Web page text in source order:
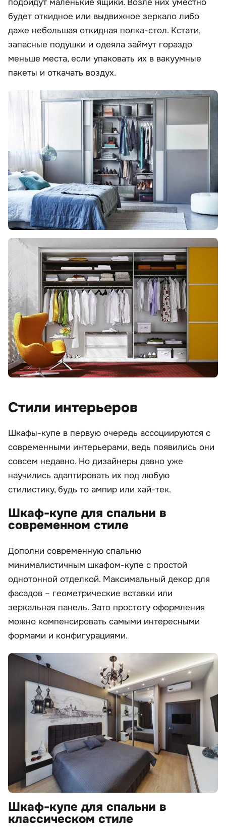
подойдут маленькие ящики. Возле них уместно
будет откидное или выдвижное зеркало либо
даже небольшая откидная полка-стол. Кстати,
запасные подушки и одеяла займут гораздо
меньше места, если упаковать их в вакуумные
пакеты и откачать воздух.
Стили интерьеров
Шкафы-купе в первую очередь ассоциируются с
современными интерьерами, ведь появились они
совсем недавно. Но дизайнеры давно уже
научились адаптировать их под любую
стилистику, будь то ампир или хай-тек.
Шкаф-купе для спальни в
современном стиле
Дополни современную спальню
минималистичным шкафом-купе с простой
однотонной отделкой. Максимальный декор для
фасадов – геометрические вставки или
зеркальная панель. Зато простоту оформления
можно компенсировать самыми интересными
формами и конфигурациями.
Шкаф-купе для спальни в
классическом стиле